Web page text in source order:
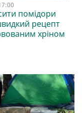
помідори
рецепт
хріном